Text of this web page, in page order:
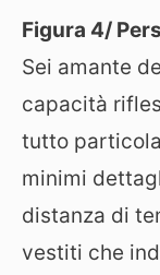
Figura 4/
Sei amante
capacità
tutto
minimi
distanza di
vestiti che